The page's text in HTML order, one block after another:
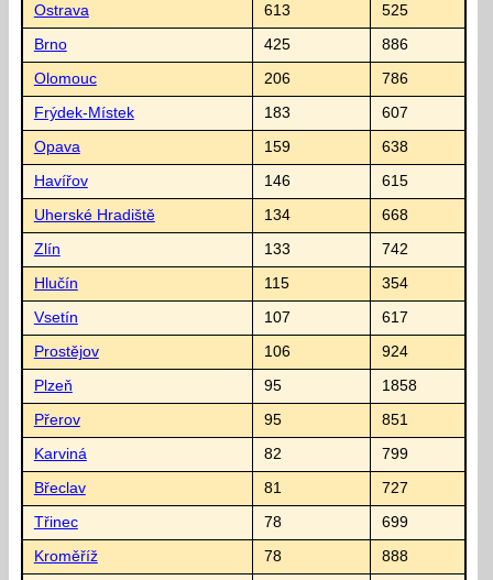
Ostrava 613 525
Brno 425 886
Olomouc 206 786
Frýdek-Místek 183 607
Opava 159 638
Havířov 146 615
Uherské Hradiště 134 668
Zlín 133 742
Hlučín 115 354
Vsetín 107 617
Prostějov 106 924
Plzeň 95 1858
Přerov 95 851
Karviná 82 799
Břeclav 81 727
Třinec 78 699
Kroměříž 78 888